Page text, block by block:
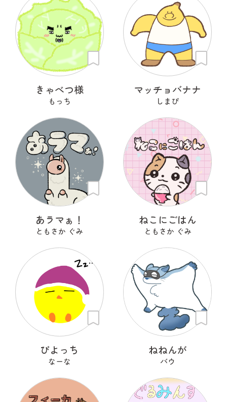
きゃべつ様
もっち
マッチョバナナ
しまぴ
あラマぁ！
ともさか ぐみ
ねこにごはん
ともさか ぐみ
ぴよっち
なーな
ねねんが
バウ